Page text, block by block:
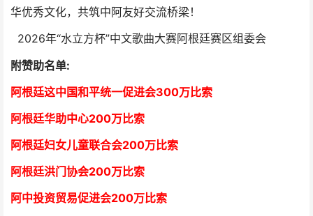
华优秀文化，共筑中阿友好交流桥梁！
2026年“水立方杯”中文歌曲大赛阿根廷赛区组委会
附赞助名单:
阿根廷这中国和平统一促进会300万比索
阿根廷华助中心200万比索
阿根廷妇女儿童联合会200万比索
阿根廷洪门协会200万比索
阿中投资贸易促进会200万比索